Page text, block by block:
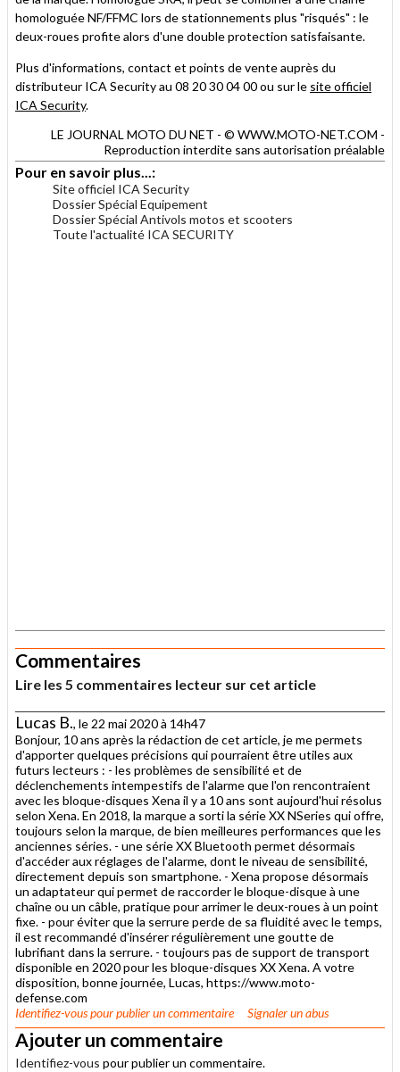
homologuée NF/FFMC lors de stationnements plus "risqués" : le
deux-roues profite alors d'une double protection satisfaisante.
Plus d'informations, contact et points de vente auprès du
distributeur ICA Security au 08 20 30 04 00 ou sur le site officiel
ICA Security.
LE JOURNAL MOTO DU NET - © WWW.MOTO-NET.COM -
Reproduction interdite sans autorisation préalable
Pour en savoir plus...:
Site officiel ICA Security
Dossier Spécial Equipement
Dossier Spécial Antivols motos et scooters
Toute l'actualité ICA SECURITY
Commentaires
Lire les 5 commentaires lecteur sur cet article
Lucas B., le 22 mai 2020 à 14h47
Bonjour, 10 ans après la rédaction de cet article, je me permets
d'apporter quelques précisions qui pourraient être utiles aux
futurs lecteurs : - les problèmes de sensibilité et de
déclenchements intempestifs de l'alarme que l'on rencontraient
avec les bloque-disques Xena il y a 10 ans sont aujourd'hui résolus
selon Xena. En 2018, la marque a sorti la série XX NSeries qui offre,
toujours selon la marque, de bien meilleures performances que les
anciennes séries. - une série XX Bluetooth permet désormais
d'accéder aux réglages de l'alarme, dont le niveau de sensibilité,
directement depuis son smartphone. - Xena propose désormais
un adaptateur qui permet de raccorder le bloque-disque à une
chaîne ou un câble, pratique pour arrimer le deux-roues à un point
fixe. - pour éviter que la serrure perde de sa fluidité avec le temps,
il est recommandé d'insérer régulièrement une goutte de
lubrifiant dans la serrure. - toujours pas de support de transport
disponible en 2020 pour les bloque-disques XX Xena. A votre
disposition, bonne journée, Lucas, https://www.moto-
defense.com
Identifiez-vouspour publier un commentaire Signaler un abus
Ajouter un commentaire
Identifiez-vous pour publier un commentaire.